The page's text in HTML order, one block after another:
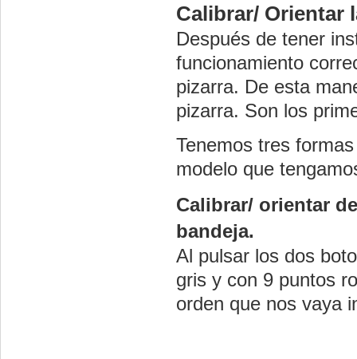
Calibrar/ Orientar
Después de tener
funcionamiento
pizarra. De esta
pizarra. Son los
Tenemos tres
modelo que
Calibrar/ orientar
bandeja.
Al pulsar los dos
gris y con 9 puntos
orden que nos vaya